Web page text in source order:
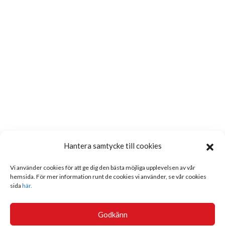
Hantera samtycke till cookies
Vi använder cookies för att ge dig den bästa möjliga upplevelsen av vår
hemsida. För mer information runt de cookies vi använder, se vår cookies
sida här.
Godkänn